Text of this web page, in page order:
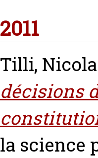
2011
Tilli,
décisions
la science